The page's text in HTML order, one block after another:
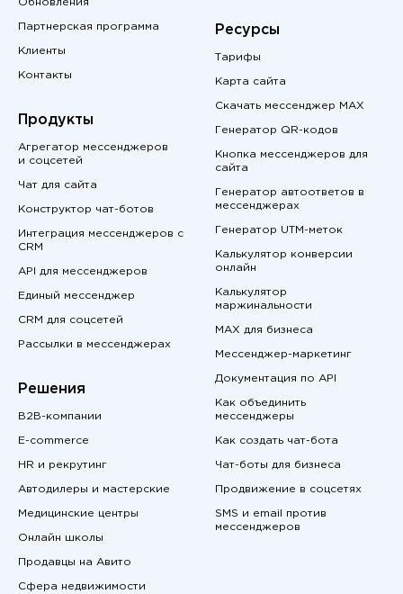
Обновления
Партнерская программа
Клиенты
Контакты
Продукты
Агрегатор мессенджеров
и соцсетей
Чат для сайта
Конструктор чат-ботов
Интеграция мессенджеров с
CRM
API для мессенджеров
Единый мессенджер
CRM для соцсетей
Рассылки в мессенджерах
Решения
B2B-компании
E-commerce
HR и рекрутинг
Автодилеры и мастерские
Медицинские центры
Онлайн школы
Продавцы на Авито
Сфера недвижимости
Ресурсы
Тарифы
Карта сайта
Скачать мессенджер MAX
Генератор QR-кодов
Кнопка мессенджеров для
сайта
Генератор автоответов в
мессенджерах
Генератор UTM-меток
Калькулятор конверсии
онлайн
Калькулятор
маржинальности
MAX для бизнеса
Мессенджер-маркетинг
Документация по API
Как объединить
мессенджеры
Как создать чат-бота
Чат-боты для бизнеса
Продвижение в соцсетях
SMS и email против
мессенджеров